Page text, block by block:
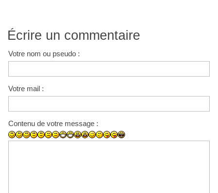
Écrire un commentaire
Votre nom ou pseudo :
Votre mail :
Contenu de votre message :